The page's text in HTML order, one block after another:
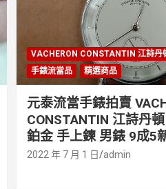
VACHERON CONSTANTIN 江詩丹
手錶流當品
精選商品
元泰流當手錶拍賣
CONSTANTIN 江詩丹
鉑金 手上鍊 男錶 9成5
2022 年 7 月 1 日 admin